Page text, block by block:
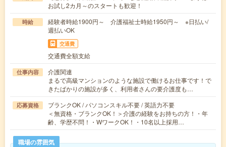
お試し2カ月～のスタートも歓迎！
時給
経験者時給1900円～ 介護福祉士時給1950円～ ※日払い/
週払いOK
交通費
交通費全額支給
仕事内容
介護関連
まるで高級マンションのような施設で働けるお仕事です！で
きたばかりの施設が多く、利用者さんの要介護度も…
応募資格
ブランクOK / パソコンスキル不要 / 英語力不要
＜無資格・ブランクOK！＞介護の経験をお持ちの方！・年
齢、学歴不問！・WワークOK！・10名以上採用…
職場の雰囲気